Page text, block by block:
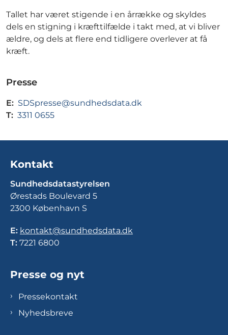
Tallet har været stigende i en årrække og skyldes
dels en stigning i kræfttilfælde i takt med, at vi bliver
ældre, og dels at flere end tidligere overlever at få
kræft.
Presse
E: SDSpresse@sundhedsdata.dk
T: 3311 0655
Kontakt
Sundhedsdatastyrelsen
Ørestads Boulevard 5
2300 København S
E: kontakt@sundhedsdata.dk
T: 7221 6800
Presse og nyt
Pressekontakt
Nyhedsbreve